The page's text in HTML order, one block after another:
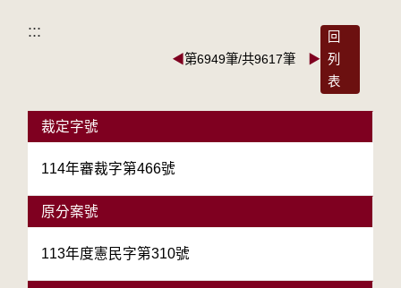
:::
◀第6949筆/共9617筆 ▶
回
列
表
裁定字號
114年審裁字第466號
原分案號
113年度憲民字第310號